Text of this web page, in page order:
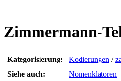
Zimmermann-
Kategorisierung: Kodierungen /
Siehe auch:
Nomenklatoren